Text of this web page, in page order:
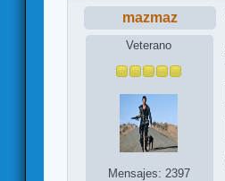
mazmaz
Veterano
Mensajes: 2397